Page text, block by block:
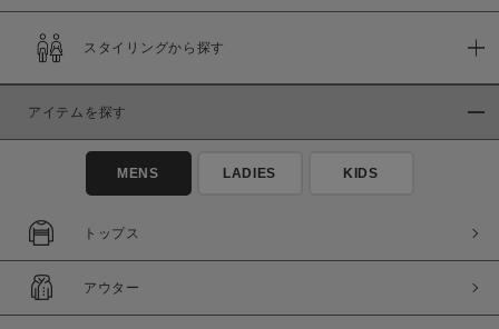
スタイリングから探す
アイテムを探す
MENS LADIES KIDS
トップス
アウター